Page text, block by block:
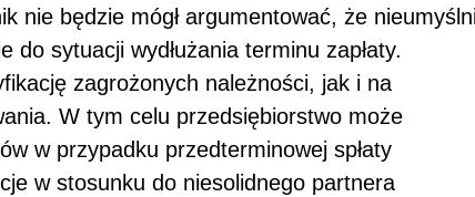
nie będzie mógł argumentować, że
do sytuacji wydłużania terminu zapłaty.
zagrożonych należności, jak i na
W tym celu przedsiębiorstwo może
w przypadku przedterminowej spłaty
w stosunku do niesolidnego partnera